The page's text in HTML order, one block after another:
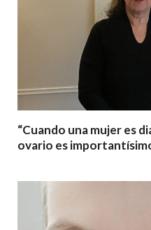
“Cuando una mujer es
ovario es